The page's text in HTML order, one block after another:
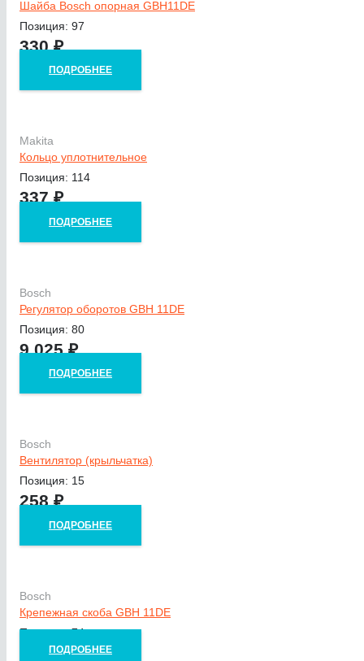
Шайба Bosch опорная GBH11DE
Позиция: 97
330₽
ПОДРОБНЕЕ
Makita
Кольцо уплотнительное
Позиция: 114
337₽
ПОДРОБНЕЕ
Bosch
Регулятор оборотов GBH 11DE
Позиция: 80
9 025₽
ПОДРОБНЕЕ
Bosch
Вентилятор (крыльчатка)
Позиция: 15
258₽
ПОДРОБНЕЕ
Bosch
Крепежная скоба GBH 11DE
Позиция: 74
ПОДРОБНЕЕ